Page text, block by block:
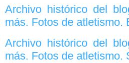
Archivo histórico del
más. Fotos de atletismo.
Archivo histórico del
más. Fotos de atletismo.